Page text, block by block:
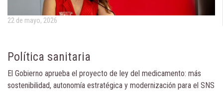
22 de mayo, 2026
Política sanitaria
El Gobierno aprueba el proyecto de ley del medicamento: más
sostenibilidad, autonomía estratégica y modernización para el SNS